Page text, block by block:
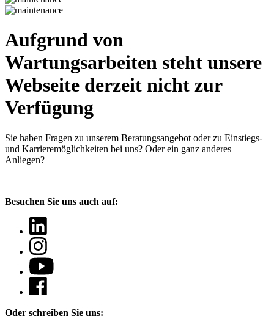
Aufgrund von
Wartungsarbeiten steht unsere
Webseite derzeit nicht zur
Verfügung
Sie haben Fragen zu unserem Beratungsangebot oder zu Einstiegs-
und Karrieremöglichkeiten bei uns? Oder ein ganz anderes
Anliegen?
Besuchen Sie uns auch auf:
Oder schreiben Sie uns: